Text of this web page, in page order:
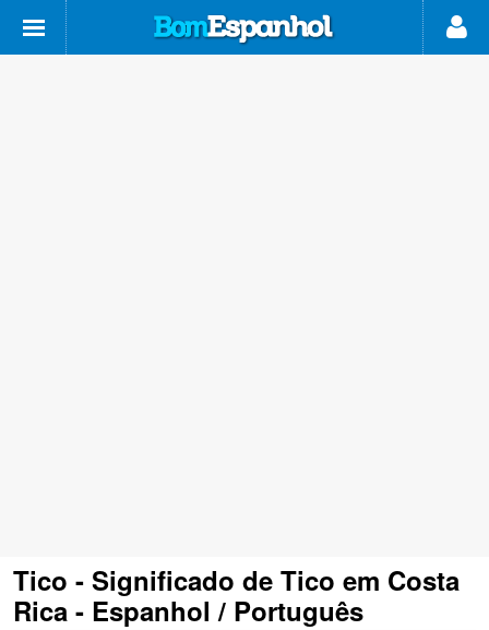
Tico - Significado de Tico em Costa
Rica - Espanhol / Português